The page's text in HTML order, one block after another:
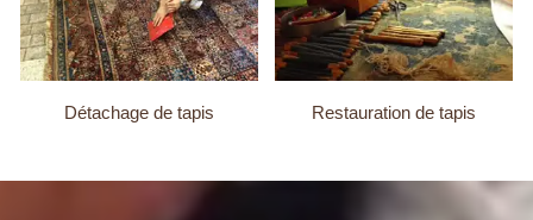
Détachage de tapis Restauration de tapis